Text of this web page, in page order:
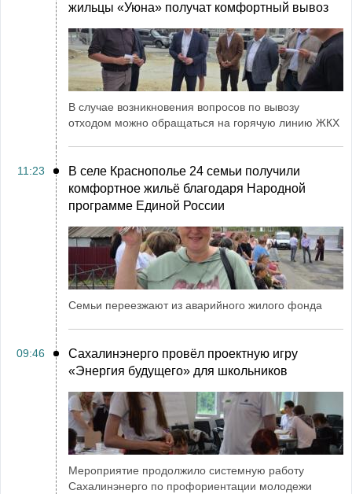
жильцы «Уюна» получат комфортный вывоз
В случае возникновения вопросов по вывозу
отходом можно обращаться на горячую линию ЖКХ
11:23
В селе Краснополье 24 семьи получили
комфортное жильё благодаря Народной
программе Единой России
Семьи переезжают из аварийного жилого фонда
09:46
Сахалинэнерго провёл проектную игру
«Энергия будущего» для школьников
Мероприятие продолжило системную работу
Сахалинэнерго по профориентации молодежи